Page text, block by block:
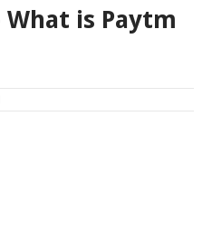
What is Paytm